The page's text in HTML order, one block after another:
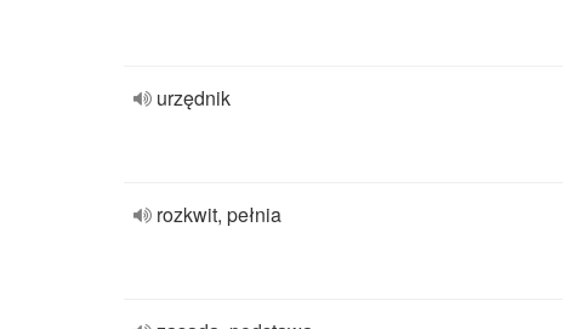
urzędnik
rozkwit, pełnia